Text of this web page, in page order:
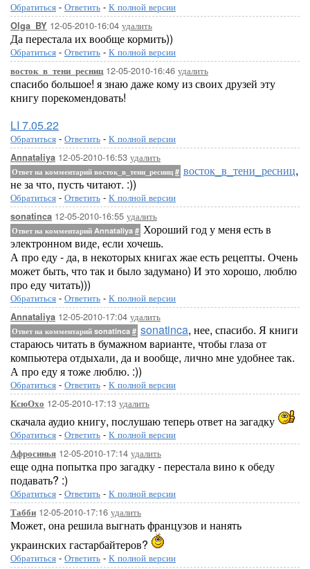
Обратиться - Ответить - К полной версии
Olga_BY 12-05-2010-16:04 удалить
Да перестала их вообще кормить))
Обратиться - Ответить - К полной версии
восток_в_тени_ресниц 12-05-2010-16:46 удалить
спасибо большое! я знаю даже кому из своих друзей эту
книгу порекомендовать!
LI 7.05.22
Обратиться - Ответить - К полной версии
Annataliya 12-05-2010-16:53 удалить
Ответ на комментарий восток_в_тени_ресниц # восток_в_тени_ресниц,
не за что, пусть читают. :))
Обратиться - Ответить - К полной версии
sonatinca 12-05-2010-16:55 удалить
Ответ на комментарий Annataliya # Хороший год у меня есть в
электронном виде, если хочешь.
А про еду - да, в некоторых книгах жае есть рецепты. Очень
может быть, что так и было задумано) И это хорошо, люблю
про еду читать)))
Обратиться - Ответить - К полной версии
Annataliya 12-05-2010-17:04 удалить
Ответ на комментарий sonatinca # sonatinca, нее, спасибо. Я книги
стараюсь читать в бумажном варианте, чтобы глаза от
компьютера отдыхали, да и вообще, лично мне удобнее так.
А про еду я тоже люблю. :))
Обратиться - Ответить - К полной версии
КсюОхо 12-05-2010-17:13 удалить
скачала аудио книгу, послушаю теперь ответ на загадку
Обратиться - Ответить - К полной версии
Афросинья 12-05-2010-17:14 удалить
еще одна попытка про загадку - перестала вино к обеду
подавать? :)
Обратиться - Ответить - К полной версии
Табби 12-05-2010-17:16 удалить
Может, она решила выгнать французов и нанять
украинских гастарбайтеров?
Обратиться - Ответить - К полной версии